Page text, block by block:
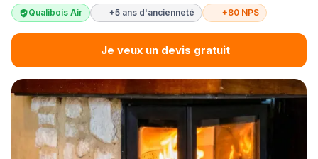
Qualibois Air +5 ans d'ancienneté +80 NPS
Je veux un devis gratuit